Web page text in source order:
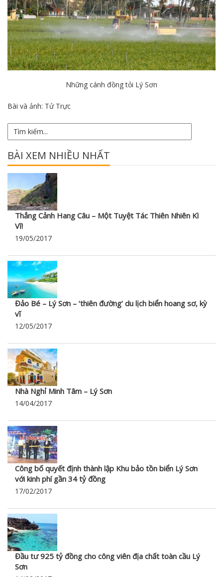
Những cánh đồng tỏi Lý Sơn
Bài và ảnh: Tử Trực
BÀI XEM NHIỀU NHẤT
Thắng Cảnh Hang Câu – Một Tuyệt Tác Thiên Nhiên Kì
Vĩ!
19/05/2017
Đảo Bé – Lý Sơn – ‘thiên đường’ du lịch biển hoang sơ, kỳ
vĩ
12/05/2017
Nhà Nghỉ Minh Tâm – Lý Sơn
14/04/2017
Công bố quyết định thành lập Khu bảo tồn biển Lý Sơn
với kinh phí gần 34 tỷ đồng
17/02/2017
Đầu tư 925 tỷ đồng cho công viên địa chất toàn cầu Lý
Sơn